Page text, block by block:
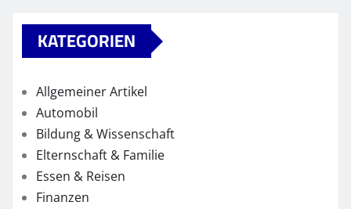
KATEGORIEN
Allgemeiner Artikel
Automobil
Bildung & Wissenschaft
Elternschaft & Familie
Essen & Reisen
Finanzen